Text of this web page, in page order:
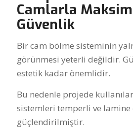
Camlarla
Güvenlik
Bir cam bölme sisteminin
görünmesi yeterli değildir.
estetik kadar önemlidir.
Bu nedenle projede
sistemleri temperli ve lamine
güçlendirilmiştir.